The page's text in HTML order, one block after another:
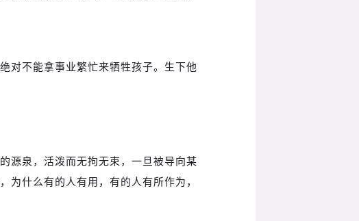
对不能拿事业繁忙来牺牲孩子。生下他
源泉，活泼而无拘无束，一旦被导向某
为什么有的人有用，有的人有所作为，